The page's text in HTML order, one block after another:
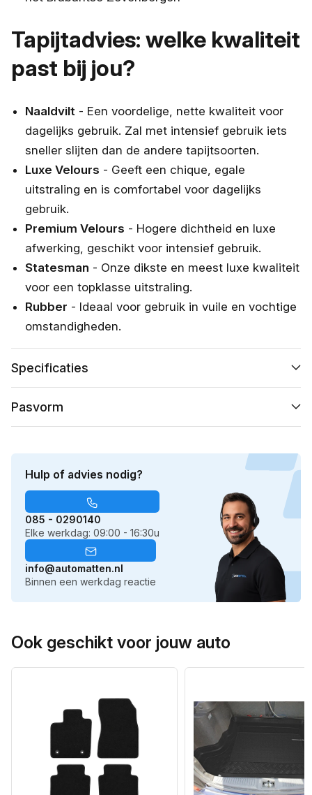
Tapijtadvies: welke kwaliteit
past bij jou?
Naaldvilt - Een voordelige, nette kwaliteit voor
dagelijks gebruik. Zal met intensief gebruik iets
sneller slijten dan de andere tapijtsoorten.
Luxe Velours - Geeft een chique, egale
uitstraling en is comfortabel voor dagelijks
gebruik.
Premium Velours - Hogere dichtheid en luxe
afwerking, geschikt voor intensief gebruik.
Statesman - Onze dikste en meest luxe kwaliteit
voor een topklasse uitstraling.
Rubber - Ideaal voor gebruik in vuile en vochtige
omstandigheden.
Specificaties
Pasvorm
Hulp of advies nodig?
085 - 0290140
Elke werkdag: 09:00 - 16:30u
info@automatten.nl
Binnen een werkdag reactie
Ook geschikt voor jouw auto